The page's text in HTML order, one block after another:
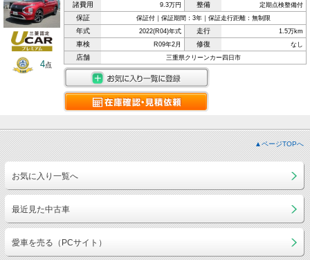
4点
諸費用 9.3万円 整備 定期点検整備付
保証 保証付｜保証期間：3年｜保証走行距離：無制限
年式 2022(R04)年式 走行 1.5万km
車検 R09年2月 修復 なし
店舗 三重県クリーンカー四日市
▲ページTOPへ
お気に入り一覧へ
最近見た中古車
愛車を売る（PCサイト）